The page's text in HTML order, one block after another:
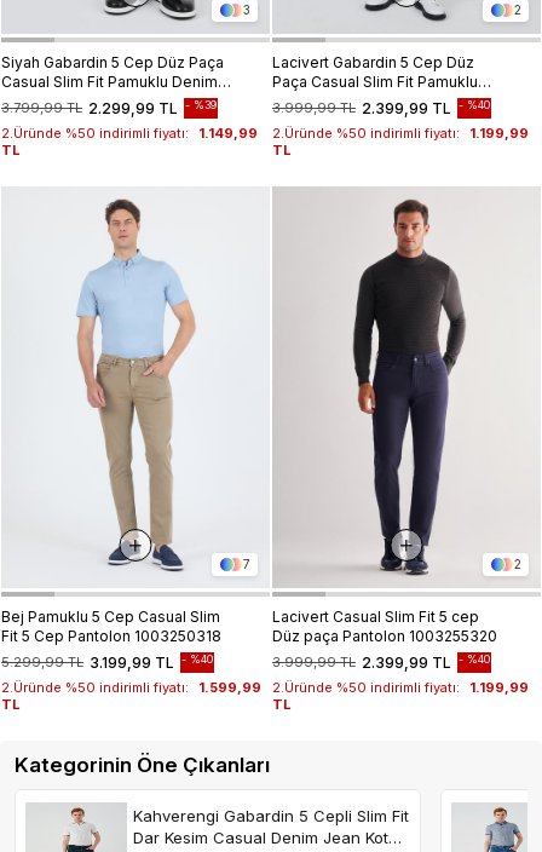
3
Siyah Gabardin 5 Cep Düz Paça
Casual Slim Fit Pamuklu Denim
Pantolon 1023250151
2.299,99 TL
3.799,99 TL %39
2.Üründe %50 indirimli fiyatı:
1.149,99
TL
2
Lacivert Gabardin 5 Cep Düz
Paça Casual Slim Fit Pamuklu
Denim Pantolon 1023250155
2.399,99 TL
3.999,99 TL %40
2.Üründe %50 indirimli fiyatı:
1.199,99
TL
7
Bej Pamuklu 5 Cep Casual Slim
Fit 5 Cep Pantolon 1003250318
3.199,99 TL
5.299,99 TL %40
2.Üründe %50 indirimli fiyatı:
1.599,99
TL
2
Lacivert Casual Slim Fit 5 cep
Düz paça Pantolon 1003255320
2.399,99 TL
3.999,99 TL %40
2.Üründe %50 indirimli fiyatı:
1.199,99
TL
Kategorinin Öne Çıkanları
Kahverengi Gabardin 5 Cepli Slim Fit
Dar Kesim Casual Denim Jean Kot